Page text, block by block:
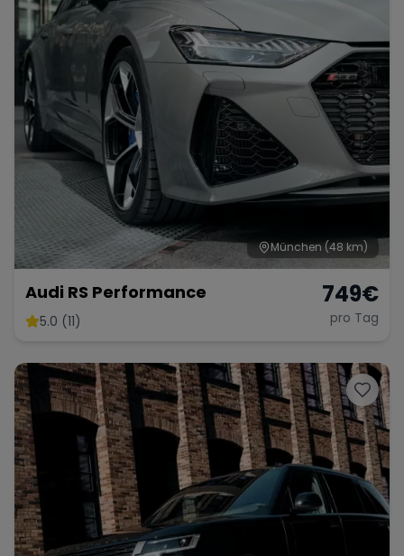
München (48 km)
Audi RS Performance
5.0 (11)
749€
pro Tag